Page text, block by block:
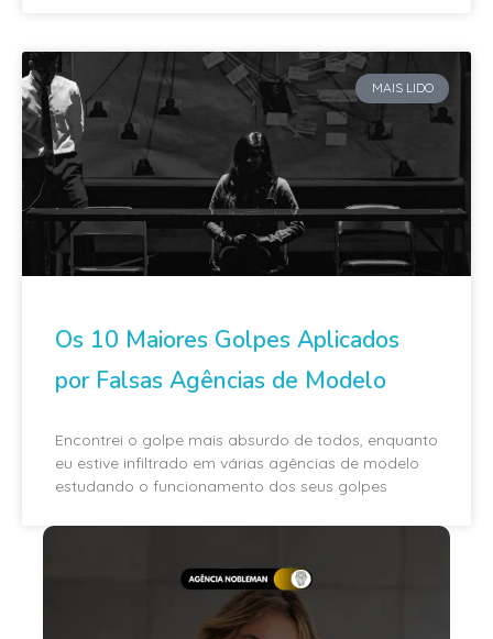
MAIS LIDO
Os 10 Maiores Golpes Aplicados
por Falsas Agências de Modelo
Encontrei o golpe mais absurdo de todos, enquanto
eu estive infiltrado em várias agências de modelo
estudando o funcionamento dos seus golpes